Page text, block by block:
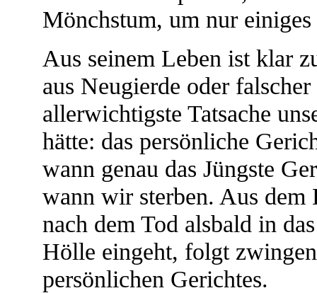
Mönchstum, um nur einiges
Aus seinem Leben ist klar
aus Neugierde oder
allerwichtigste Tatsache
hätte: das persönliche
wann genau das Jüngste
wann wir sterben. Aus dem
nach dem Tod alsbald in
Hölle eingeht, folgt
persönlichen Gerichtes.